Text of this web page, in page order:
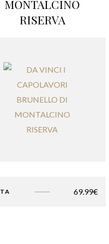
MONTALCINO
RISERVA
69.99€